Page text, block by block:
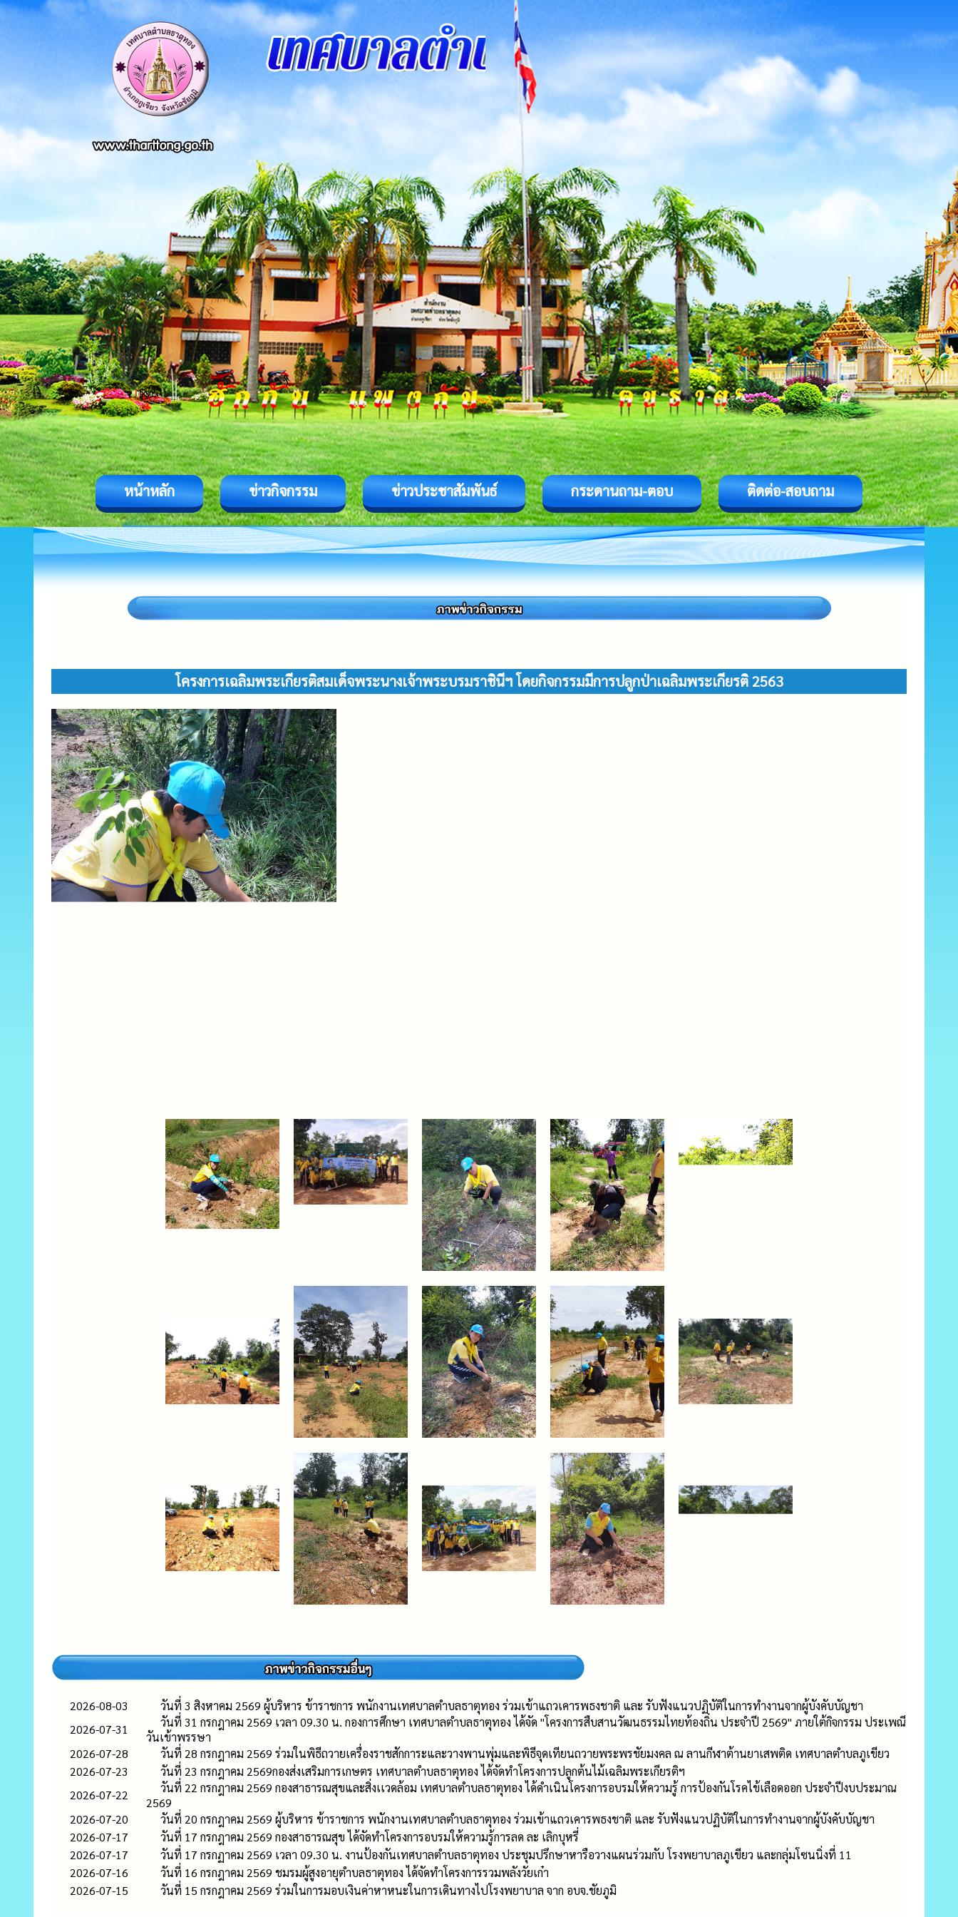
หน้าหลัก ข่าวกิจกรรม ข่าวประชาสัมพันธ์ กระดานถาม-ตอบ ติดต่อ-สอบถาม
โครงการเฉลิมพระเกียรติสมเด็จพระนางเจ้าพระบรมราชินีฯ โดยกิจกรรมมีการปลูกป่าเฉลิมพระเกียรติ 2563
2026-08-03
วันที่ 3 สิงหาคม 2569 ผู้บริหาร ข้าราชการ พนักงานเทศบาลตำบลธาตุทอง ร่วมเข้าแถวเคารพธงชาติ และ รับฟังแนวปฏิบัติในการทำงานจากผู้บังคับบัญชา
2026-07-31
วันที่ 31 กรกฎาคม 2569 เวลา 09.30 น. กองการศึกษา เทศบาลตำบลธาตุทอง ได้จัด "โครงการสืบสานวัฒนธรรมไทยท้องถิ่น ประจำปี 2569" ภายใต้กิจกรรม ประเพณี
วันเข้าพรรษา
2026-07-28
วันที่ 28 กรกฎาคม 2569 ร่วมในพิธีถวายเครื่องราชสักการะและวางพานพุ่มและพิธีจุดเทียนถวายพระพรชัยมงคล ณ ลานกีฬาต้านยาเสพติด เทศบาลตำบลภูเขียว
2026-07-23
วันที่ 23 กรกฎาคม 2569กองส่งเสริมการเกษตร เทศบาลตำบลธาตุทอง ได้จัดทำโครงการปลูกต้นไม้เฉลิมพระเกียรติฯ
2026-07-22
วันที่ 22 กรกฎาคม 2569 กองสาธารณสุขและสิ่งเเวดล้อม เทศบาลตำบลธาตุทอง ได้ดำเนินโครงการอบรมให้ความรู้ การป้องกันโรคไข้เลือดออก ประจำปีงบประมาณ
2569
2026-07-20
วันที่ 20 กรกฎาคม 2569 ผู้บริหาร ข้าราชการ พนักงานเทศบาลตำบลธาตุทอง ร่วมเข้าแถวเคารพธงชาติ และ รับฟังแนวปฏิบัติในการทำงานจากผู้บังคับบัญชา
2026-07-17
วันที่ 17 กรกฎาคม 2569 กองสาธารณสุข ได้จัดทำโครงการอบรมให้ความรู้การลด ละ เลิกบุหรี่
2026-07-17
วันที่ 17 กรกฏาคม 2569 เวลา 09.30 น. งานป้องกันเทศบาลตำบลธาตุทอง ประชุมปรึกษาหารือวางแผนร่วมกับ โรงพยาบาลภูเขียว และกลุ่มโซนนิ่งที่ 11
2026-07-16
วันที่ 16 กรกฎาคม 2569 ชมรมผู้สูงอายุตำบลธาตุทอง ได้จัดทำโครงการรวมพลังวัยเก๋า
2026-07-15
วันที่ 15 กรกฎาคม 2569 ร่วมในการมอบเงินค่าหาหนะในการเดินทางไปโรงพยาบาล จาก อบจ.ชัยภูมิ